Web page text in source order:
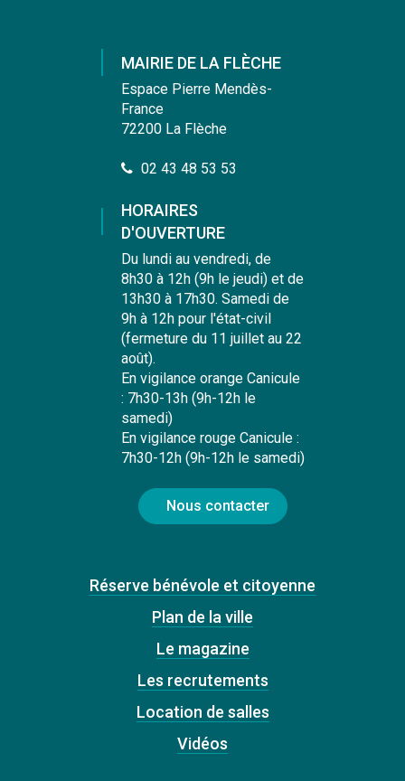
comptecomptecompte
chaîne
MAIRIE DE LA FLÈCHE
Espace Pierre Mendès-
France
72200 La Flèche
02 43 48 53 53
HORAIRES
D'OUVERTURE
Du lundi au vendredi, de
8h30 à 12h (9h le jeudi) et de
13h30 à 17h30. Samedi de
9h à 12h pour l'état-civil
(fermeture du 11 juillet au 22
août).
En vigilance orange Canicule
: 7h30-13h (9h-12h le
samedi)
En vigilance rouge Canicule :
7h30-12h (9h-12h le samedi)
Nous contacter
Réserve bénévole et citoyenne
Plan de la ville
Le magazine
Les recrutements
Location de salles
Vidéos